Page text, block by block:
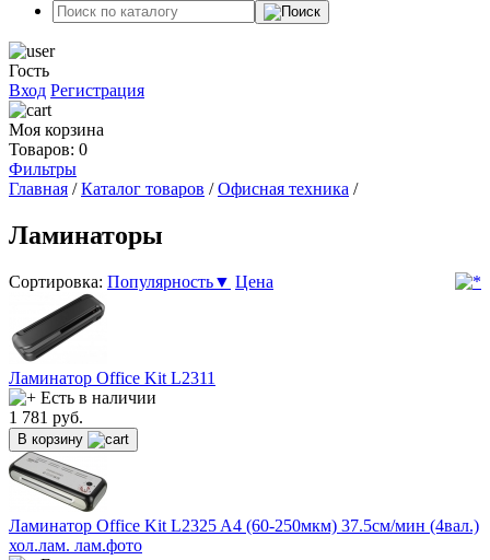
Гость
Вход Регистрация
Моя корзина
Товаров: 0
Фильтры
Главная /Каталог товаров /Офисная техника /
Ламинаторы
Сортировка: Популярность▼ Цена
Ламинатор Office Kit L2311
Есть в наличии
1 781 руб.
В корзину
Ламинатор Office Kit L2325 A4 (60-250мкм) 37.5см/мин (4вал.)
хол.лам. лам.фото